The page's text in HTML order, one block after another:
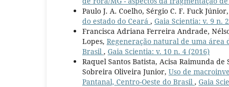
Paulo J. A. Coelho, Sérgio C. F. Fuck
do estado do Ceará , Gaia Scientia: v. 9 n.
Francisca Adriana Ferreira Andrade,
Lopes, Regeneração natural de uma área
Brasil , Gaia Scientia: v. 10 n. 4 (2016)
Raquel Santos Batista, Acisa Raimunda
Sobreira Oliveira Junior, Uso de
Pantanal, Centro-Oeste do Brasil , Gaia